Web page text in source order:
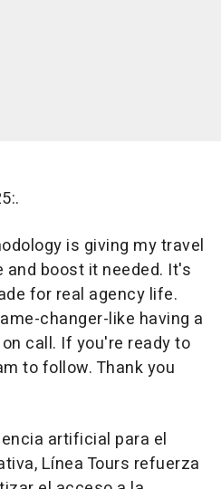
is giving my travel
boost it needed. It's
for real agency life.
changer-like having a
call. If you're ready to
to follow. Thank you
artificial para el
Línea Tours refuerza